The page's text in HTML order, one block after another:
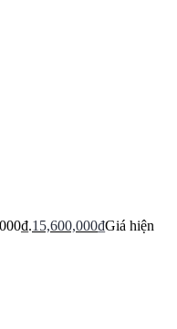
15,600,000₫Giá hiện